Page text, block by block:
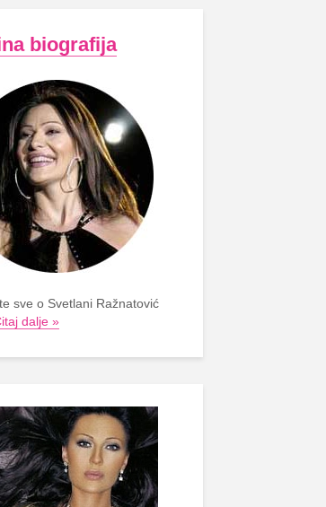
biografija
sve o Svetlani Ražnatović
dalje »